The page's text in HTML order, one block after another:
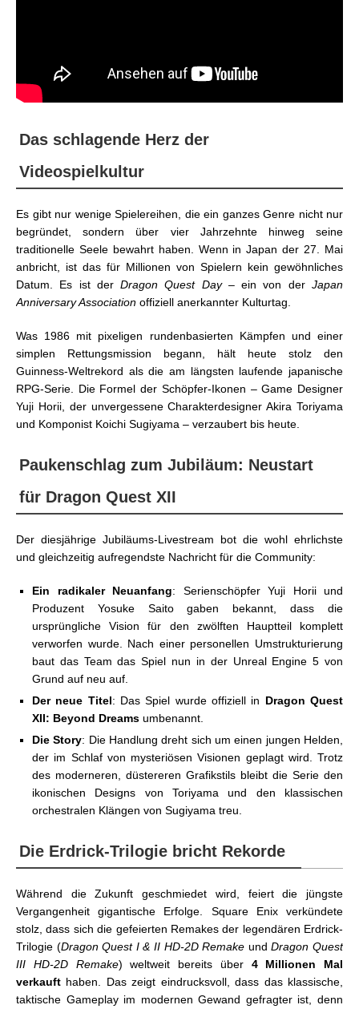
Das schlagende Herz der
Videospielkultur
Es gibt nur wenige Spielereihen, die ein ganzes Genre nicht nur
begründet, sondern über vier Jahrzehnte hinweg seine
traditionelle Seele bewahrt haben. Wenn in Japan der 27. Mai
anbricht, ist das für Millionen von Spielern kein gewöhnliches
Datum. Es ist derDragon Quest Day– ein von derJapan
Anniversary Association offiziell anerkannter Kulturtag.
Was 1986 mit pixeligen rundenbasierten Kämpfen und einer
simplen Rettungsmission begann, hält heute stolz den
Guinness-Weltrekord als die am längsten laufende japanische
RPG-Serie. Die Formel der Schöpfer-Ikonen – Game Designer
Yuji Horii, der unvergessene Charakterdesigner Akira Toriyama
und Komponist Koichi Sugiyama – verzaubert bis heute.
Paukenschlag zum Jubiläum: Neustart
für Dragon Quest XII
Der diesjährige Jubiläums-Livestream bot die wohl ehrlichste
und gleichzeitig aufregendste Nachricht für die Community:
Ein radikaler Neuanfang: Serienschöpfer Yuji Horii und
Produzent Yosuke Saito gaben bekannt, dass die
ursprüngliche Vision für den zwölften Hauptteil komplett
verworfen wurde. Nach einer personellen Umstrukturierung
baut das Team das Spiel nun in der Unreal Engine 5 von
Grund auf neu auf.
Der neue Titel: Das Spiel wurde offiziell in Dragon Quest
XII: Beyond Dreams umbenannt.
Die Story: Die Handlung dreht sich um einen jungen Helden,
der im Schlaf von mysteriösen Visionen geplagt wird. Trotz
des moderneren, düstereren Grafikstils bleibt die Serie den
ikonischen Designs von Toriyama und den klassischen
orchestralen Klängen von Sugiyama treu.
Die Erdrick-Trilogie bricht Rekorde
Während die Zukunft geschmiedet wird, feiert die jüngste
Vergangenheit gigantische Erfolge. Square Enix verkündete
stolz, dass sich die gefeierten Remakes der legendären Erdrick-
Trilogie (Dragon Quest I & II HD-2D Remake undDragon Quest
III HD-2D Remake) weltweit bereits über 4 Millionen Mal
verkauft haben. Das zeigt eindrucksvoll, dass das klassische,
taktische Gameplay im modernen Gewand gefragter ist, denn